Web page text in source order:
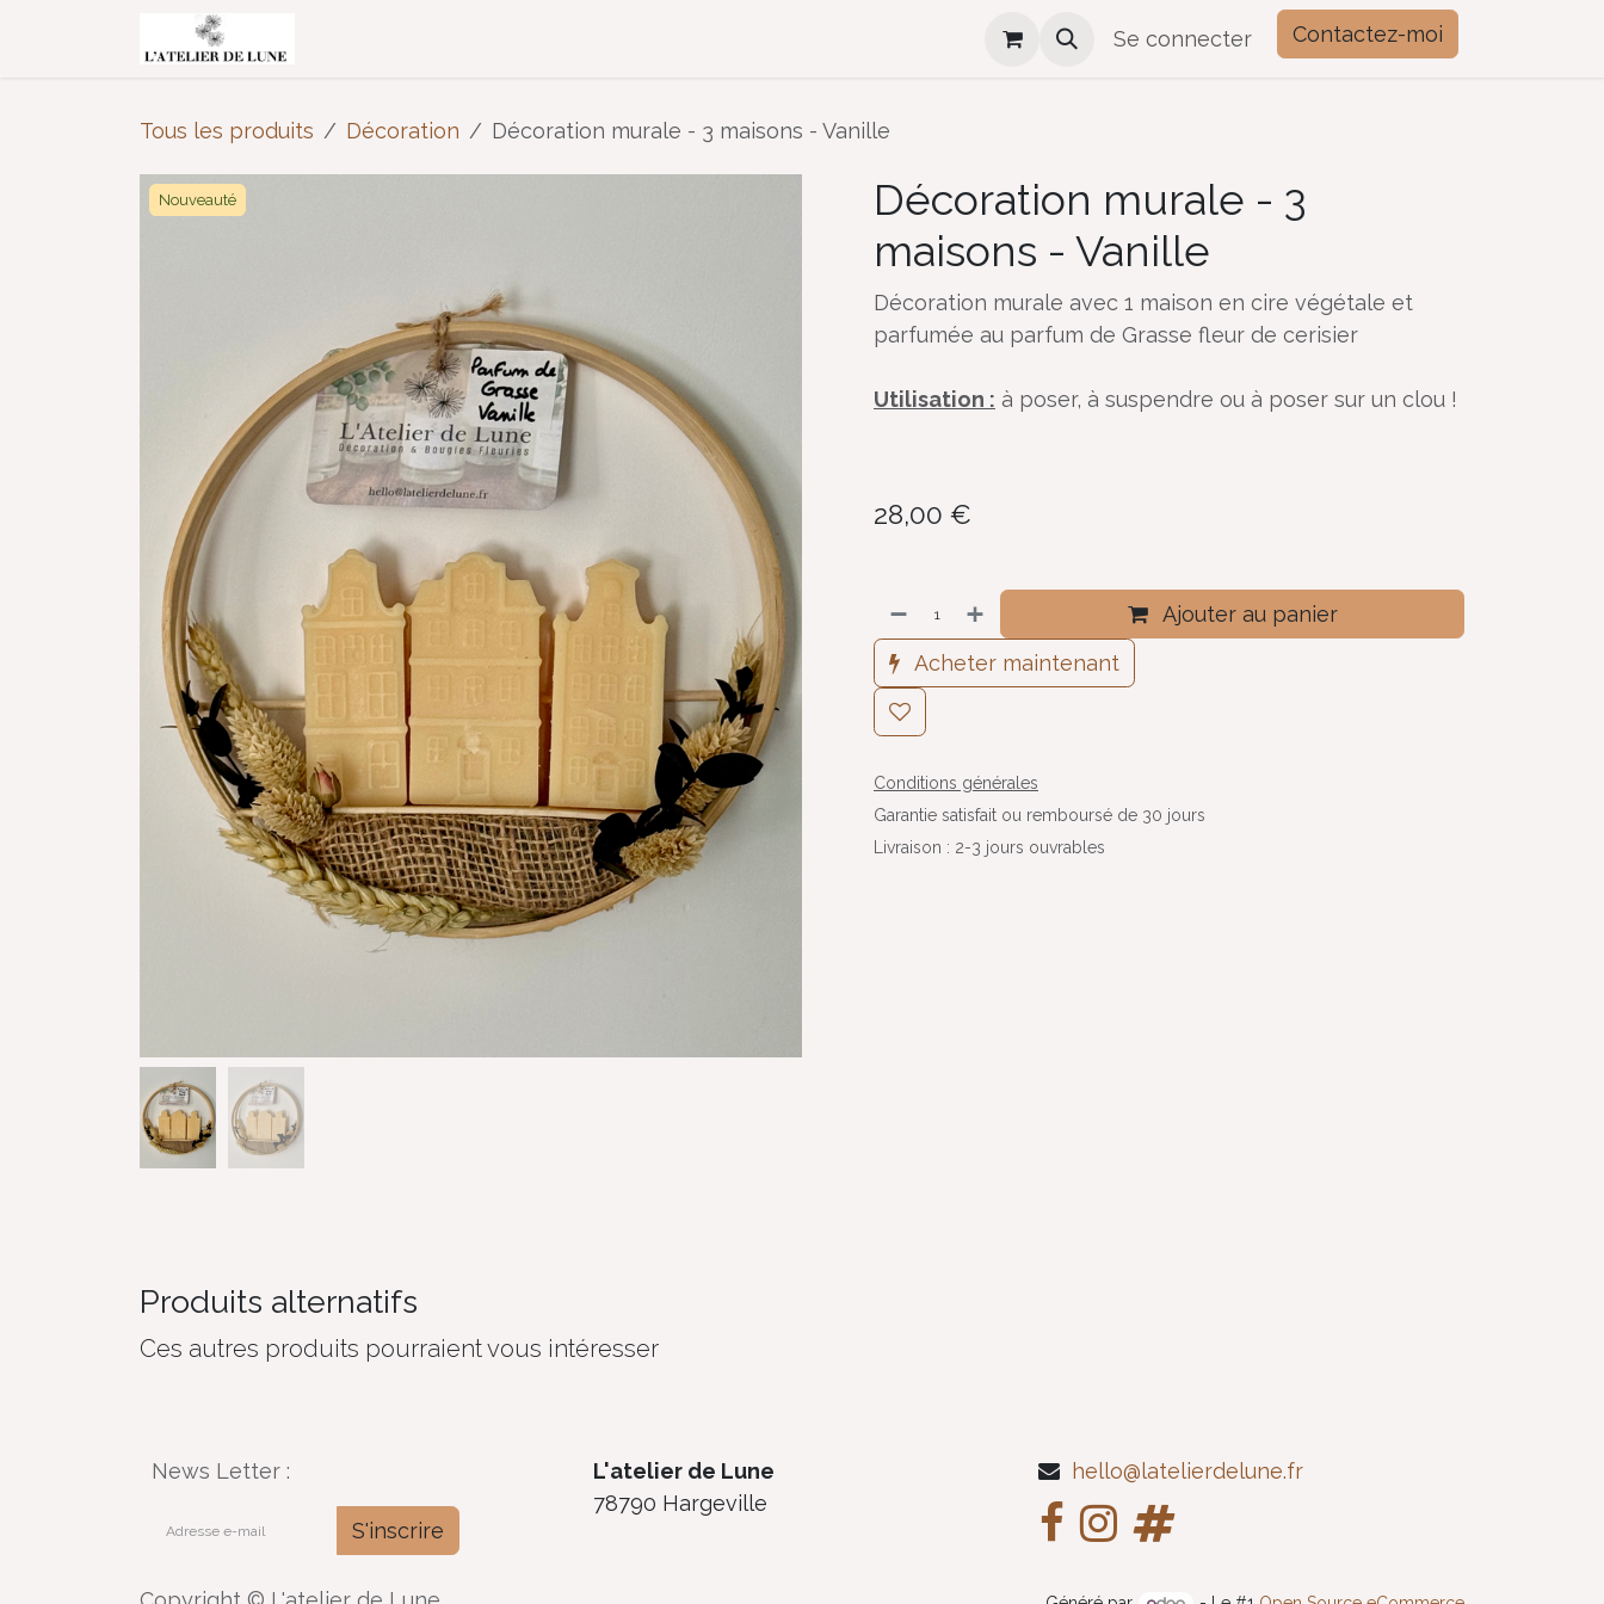
Se rendre au contenu
Où me trouver Se connecter Contactez-moi
Tous les produits Décoration Décoration murale - 3 maisons - Vanille
Nouveauté
Nouveauté
Décoration murale - 3
maisons - Vanille
Décoration murale avec 1 maison en cire végétale et
parfumée au parfum de Grasse fleur de cerisier
Utilisation : à poser, à suspendre ou à poser sur un clou !
28,00 €
Ajouter au panier
Acheter maintenant
Conditions générales
Garantie satisfait ou remboursé de 30 jours
Livraison : 2-3 jours ouvrables
Produits alternatifs
Ces autres produits pourraient vous intéresser
hello@latelierdelune.fr
L'atelier de Lune
78790 Hargeville
News Letter :
S'inscrire